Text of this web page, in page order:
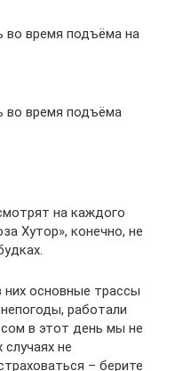
время подъёма на
время подъёма
на каждого
Хутор», конечно, не
основные трассы
работали
в этот день мы не
не
– берите